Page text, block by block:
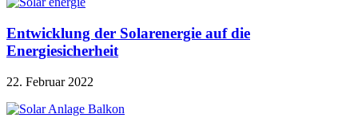
Entwicklung der Solarenergie auf die
Energiesicherheit
22. Februar 2022